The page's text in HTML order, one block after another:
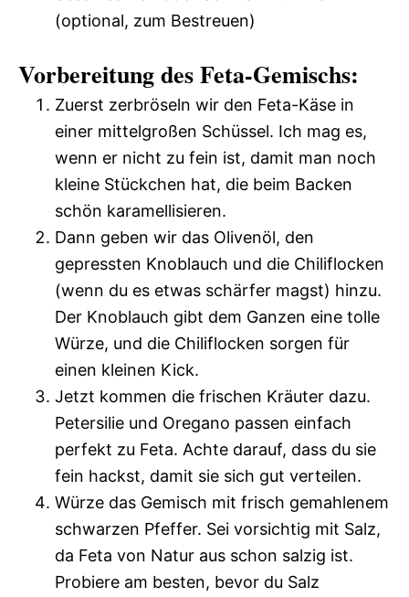
(optional, zum Bestreuen)
Vorbereitung des Feta-Gemischs:
Zuerst zerbröseln wir den Feta-Käse in
einer mittelgroßen Schüssel. Ich mag es,
wenn er nicht zu fein ist, damit man noch
kleine Stückchen hat, die beim Backen
schön karamellisieren.
Dann geben wir das Olivenöl, den
gepressten Knoblauch und die Chiliflocken
(wenn du es etwas schärfer magst) hinzu.
Der Knoblauch gibt dem Ganzen eine tolle
Würze, und die Chiliflocken sorgen für
einen kleinen Kick.
Jetzt kommen die frischen Kräuter dazu.
Petersilie und Oregano passen einfach
perfekt zu Feta. Achte darauf, dass du sie
fein hackst, damit sie sich gut verteilen.
Würze das Gemisch mit frisch gemahlenem
schwarzen Pfeffer. Sei vorsichtig mit Salz,
da Feta von Natur aus schon salzig ist.
Probiere am besten, bevor du Salz